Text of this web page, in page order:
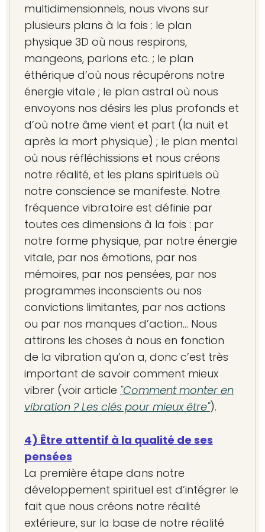
multidimensionnels, nous vivons sur
plusieurs plans à la fois : le plan
physique 3D où nous respirons,
mangeons, parlons etc. ; le plan
éthérique d’où nous récupérons notre
énergie vitale ; le plan astral où nous
envoyons nos désirs les plus profonds et
d’où notre âme vient et part (la nuit et
après la mort physique) ; le plan mental
où nous réfléchissions et nous créons
notre réalité, et les plans spirituels où
notre conscience se manifeste. Notre
fréquence vibratoire est définie par
toutes ces dimensions à la fois : par
notre forme physique, par notre énergie
vitale, par nos émotions, par nos
mémoires, par nos pensées, par nos
programmes inconscients ou nos
convictions limitantes, par nos actions
ou par nos manques d’action… Nous
attirons les choses à nous en fonction
de la vibration qu’on a, donc c’est très
important de savoir comment mieux
vibrer (voir article "Comment monter en
vibration ? Les clés pour mieux être").
4) Être attentif à la qualité de ses
pensées
La première étape dans notre
développement spirituel est d’intégrer le
fait que nous créons notre réalité
extérieure, sur la base de notre réalité